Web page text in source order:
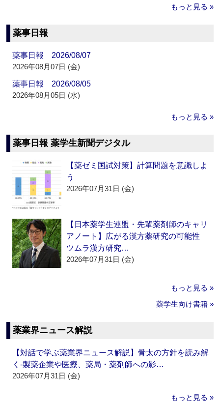
もっと見る »
薬事日報
薬事日報 2026/08/07
2026年08月07日 (金)
薬事日報 2026/08/05
2026年08月05日 (水)
もっと見る »
薬事日報 薬学生新聞デジタル
【薬ゼミ国試対策】計算問題を意識しよ
う
2026年07月31日 (金)
【日本薬学生連盟・先輩薬剤師のキャリ
アノート】広がる漢方薬研究の可能性
ツムラ漢方研究…
2026年07月31日 (金)
もっと見る »
薬学生向け書籍 »
薬業界ニュース解説
【対話で学ぶ薬業界ニュース解説】骨太の方針を読み解
く‐製薬企業や医療、薬局・薬剤師への影…
2026年07月31日 (金)
もっと見る »